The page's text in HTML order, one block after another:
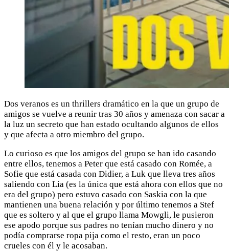
Dos veranos es un thrillers dramático en la que un grupo de
amigos se vuelve a reunir tras 30 años y amenaza con sacar a
la luz un secreto que han estado ocultando algunos de ellos
y que afecta a otro miembro del grupo.
Lo curioso es que los amigos del grupo se han ido casando
entre ellos, tenemos a Peter que está casado con Romée, a
Sofie que está casada con Didier, a Luk que lleva tres años
saliendo con Lia (es la única que está ahora con ellos que no
era del grupo) pero estuvo casado con Saskia con la que
mantienen una buena relación y por último tenemos a Stef
que es soltero y al que el grupo llama Mowgli, le pusieron
ese apodo porque sus padres no tenían mucho dinero y no
podía comprarse ropa pija como el resto, eran un poco
crueles con él y le acosaban.